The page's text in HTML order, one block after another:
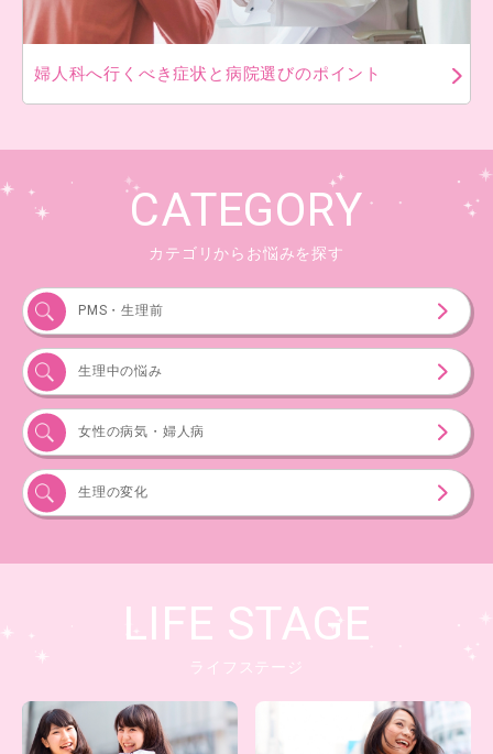
婦人科へ行くべき症状と病院選びのポイント
CATEGORY
カテゴリからお悩みを探す
PMS・生理前
生理中の悩み
女性の病気・婦人病
生理の変化
LIFE STAGE
ライフステージ